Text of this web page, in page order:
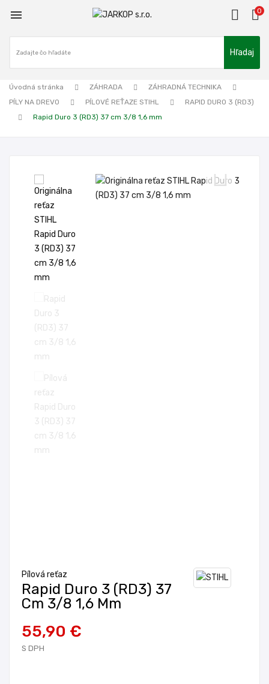
 0
Hľadaj
Úvodná stránka ZÁHRADA
ZÁHRADNÁ TECHNIKA
PÍLY NA DREVO
PÍLOVÉ REŤAZE STIHL
RAPID DURO 3 (RD3)
Rapid Duro 3 (RD3) 37 cm 3/8 1,6 mm
Pílová reťaz
Rapid Duro 3 (RD3) 37
Cm 3/8 1,6 Mm
55,90 €
S DPH